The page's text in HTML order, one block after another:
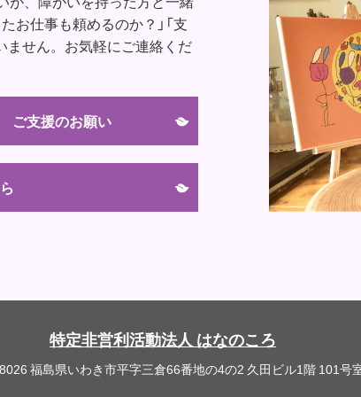
お仕事も頼めるのか？」「支
ません。お気軽にご連絡くだ
ご支援のお願い
特定非営利活動法人 はなのころ
福島県いわき市平字三倉66番地の4の2 久田ビル1階 101号